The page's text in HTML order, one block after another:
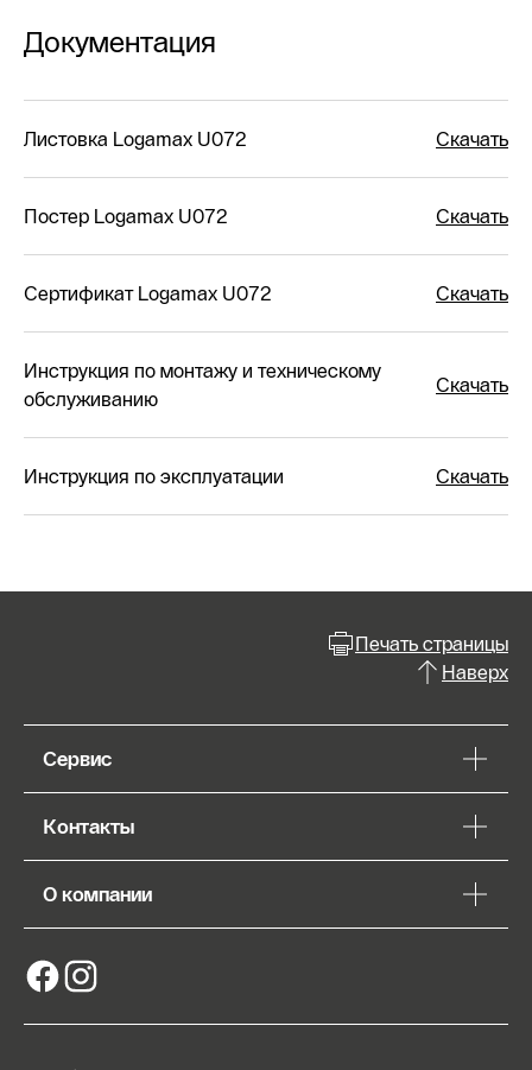
Документация
Листовка Logamax U072 Скачать
Постер Logamax U072 Скачать
Сертификат Logamax U072 Скачать
Инструкция по монтажу и техническому
обслуживанию
Скачать
Инструкция по эксплуатации Скачать
Печать страницы
Наверх
Сервис
Контакты
О компании